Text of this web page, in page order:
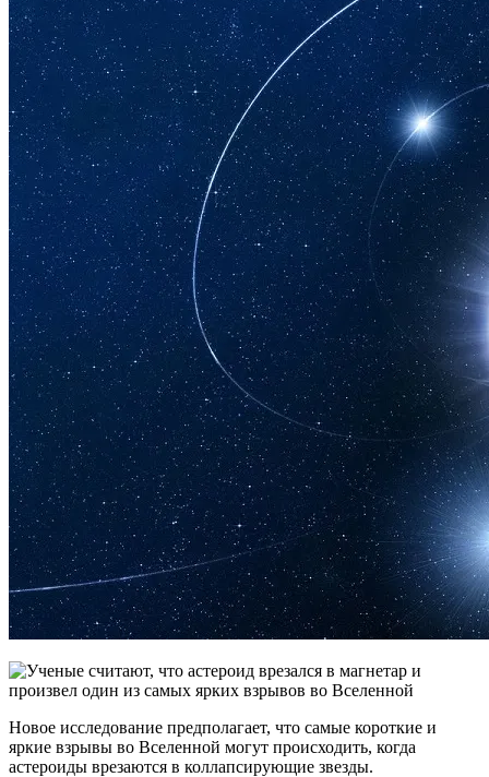
Новое исследование предполагает, что самые короткие и
яркие взрывы во Вселенной могут происходить, когда
астероиды врезаются в коллапсирующие звезды.